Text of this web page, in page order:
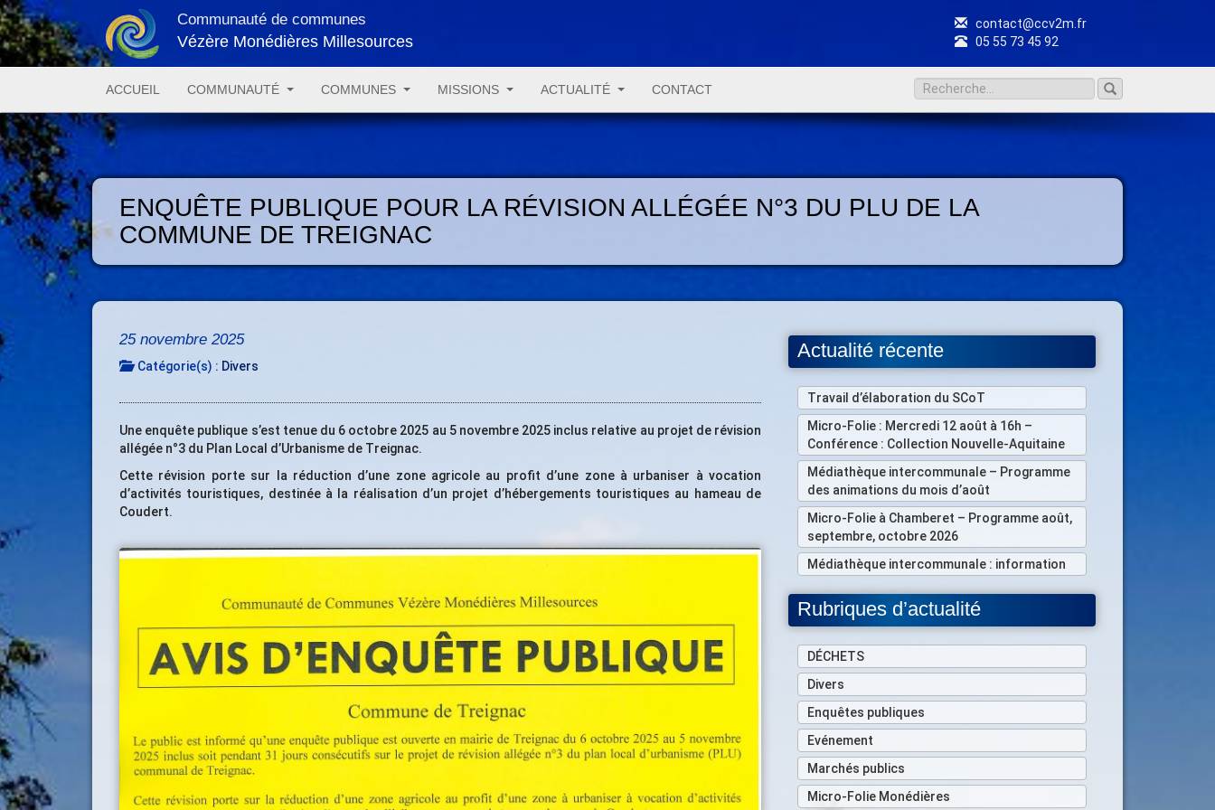
Communauté de communes
Vézère Monédières Millesources
contact@ccv2m.fr
05 55 73 45 92
ACCUEIL COMMUNAUTÉ COMMUNES MISSIONS ACTUALITÉ CONTACT
ENQUÊTE PUBLIQUE POUR LA RÉVISION ALLÉGÉE N°3 DU PLU DE LA
COMMUNE DE TREIGNAC
25 novembre 2025
Catégorie(s) : Divers
Une enquête publique s’est tenue du 6 octobre 2025 au 5 novembre 2025 inclus relative au projet de révision
allégée n°3 du Plan Local d’Urbanisme de Treignac.
Cette révision porte sur la réduction d’une zone agricole au profit d’une zone à urbaniser à vocation
d’activités touristiques, destinée à la réalisation d’un projet d’hébergements touristiques au hameau de
Coudert.
Actualité récente
Travail d’élaboration du SCoT
Micro-Folie : Mercredi 12 août à 16h –
Conférence : Collection Nouvelle-Aquitaine
Médiathèque intercommunale – Programme
des animations du mois d’août
Micro-Folie à Chamberet – Programme août,
septembre, octobre 2026
Médiathèque intercommunale : information
Rubriques d’actualité
DÉCHETS
Divers
Enquêtes publiques
Evénement
Marchés publics
Micro-Folie Monédières